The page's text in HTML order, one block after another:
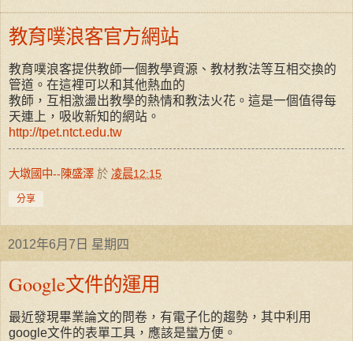
教育噗浪客官方網站
教育噗浪客提供教師一個教學資源、教材教法等互相交換的
管道。在這裡可以和其他熱血的
教師，互相激盪出教學的熱情和教法火花。這是一個值得每
天連上，吸收新知的網站。
http://tpet.ntct.edu.tw
大墩國中--陳盛澤 於 凌晨12:15
分享
2012年6月7日 星期四
Google文件的運用
最近發現畢業論文的問卷，有電子化的趨勢，其中利用
google文件的表單工具，應該是蠻方便。